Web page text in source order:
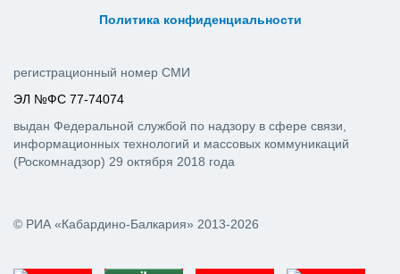
Политика конфиденциальности
© РИА «Кабардино-Балкария» 2013-2026
регистрационный номер СМИ
ЭЛ №ФС 77-74074
выдан Федеральной службой по надзору в сфере связи,
информационных технологий и массовых коммуникаций
(Роскомнадзор) 29 октября 2018 года